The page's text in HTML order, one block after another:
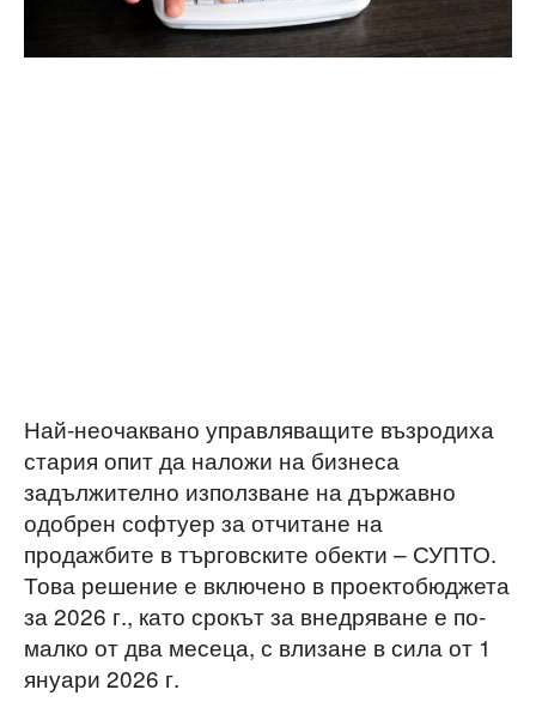
Най-неочаквано управляващите възродиха
стария опит да наложи на бизнеса
задължително използване на държавно
одобрен софтуер за отчитане на
продажбите в търговските обекти – СУПТО.
Това решение е включено в проектобюджета
за 2026 г., като срокът за внедряване е по-
малко от два месеца, с влизане в сила от 1
януари 2026 г.